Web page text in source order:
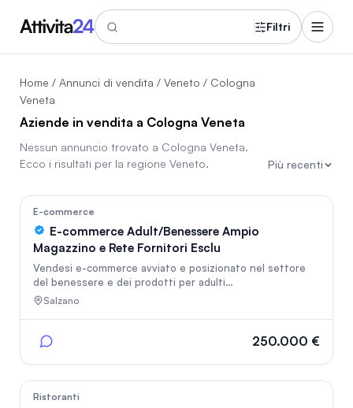
Filtri
Home / Annunci di vendita / Veneto / Cologna
Veneta
Aziende in vendita a Cologna Veneta
Nessun annuncio trovato a Cologna Veneta.
Ecco i risultati per la regione Veneto. Più recenti
E-commerce
E-commerce Adult/Benessere Ampio
Magazzino e Rete Fornitori Esclu
Vendesi e-commerce avviato e posizionato nel settore
del benessere e dei prodotti per adulti
laboutiquedelpiacere.com . Il mercato di riferimento è
come pacchetto "chiavi in mano", ideale sia per
proprio network, sia per chi desidera iniziare con un
business digitale già strutturato.
Salzano
250.000 €
In vetrina
Ristoranti